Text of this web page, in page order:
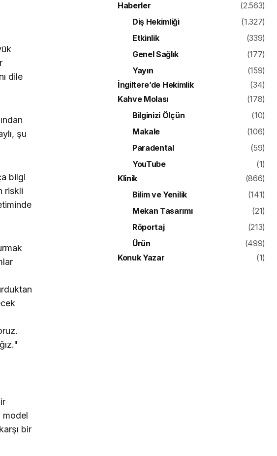
dile
şu
bilgi
riskli
model
bir
Haberler
(2.563)
Diş Hekimliği
(1.327)
Etkinlik
(339)
Genel Sağlık
(177)
Yayın
(159)
İngiltere’de Hekimlik
(34)
Kahve Molası
(178)
Bilginizi Ölçün
(10)
Makale
(106)
Paradental
(59)
YouTube
(1)
Klinik
(866)
Bilim ve Yenilik
(141)
Mekan Tasarımı
(21)
Röportaj
(213)
Ürün
(499)
Konuk Yazar
(1)